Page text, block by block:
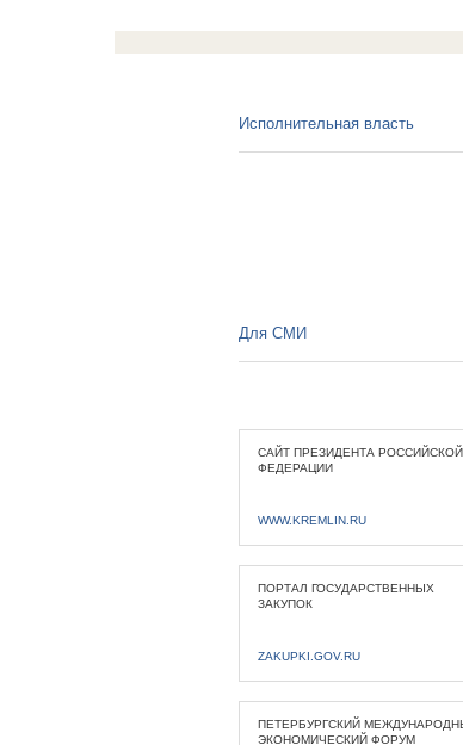
Исполнительная власть
Для СМИ
САЙТ ПРЕЗИДЕНТА РОССИЙСКОЙ
ФЕДЕРАЦИИ
WWW.KREMLIN.RU
ПОРТАЛ ГОСУДАРСТВЕННЫХ
ЗАКУПОК
ZAKUPKI.GOV.RU
ПЕТЕРБУРГСКИЙ
ЭКОНОМИЧЕСКИЙ ФОРУМ